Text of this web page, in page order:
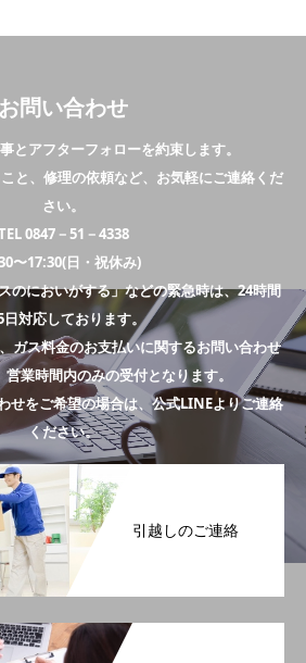
お問い合わせ
とアフターフォローを約束します。
と、修理の依頼など、お気軽にご連絡くだ
さい。
0847－51－4338
〜17:30(日・祝休み)
のにおいがする」などの緊急時は、24時間
日対応しております。
ガス料金のお支払いに関するお問い合わせ
業時間内のみの受付となります。
せをご希望の場合は、公式LINEよりご連絡
ください。
引越しのご連絡